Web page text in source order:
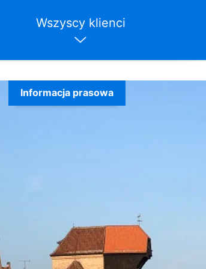
Wszyscy klienci
Informacja prasowa